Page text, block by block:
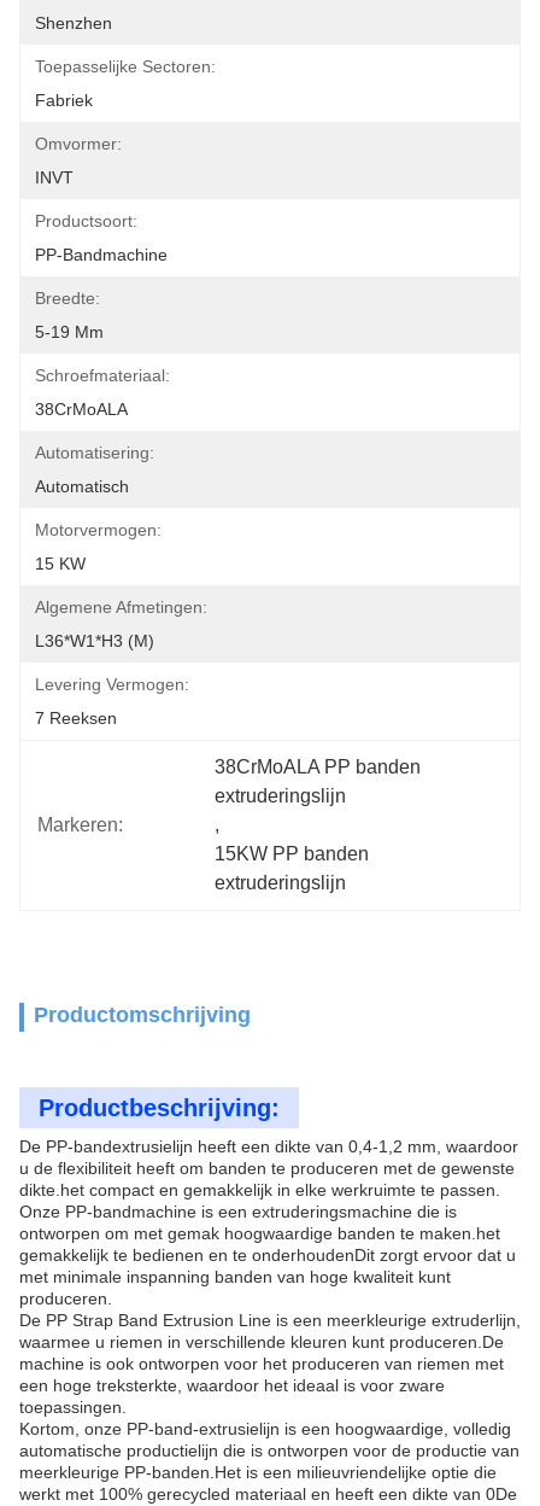
Shenzhen
Toepasselijke Sectoren:
Fabriek
Omvormer:
INVT
Productsoort:
PP-Bandmachine
Breedte:
5-19 Mm
Schroefmateriaal:
38CrMoALA
Automatisering:
Automatisch
Motorvermogen:
15 KW
Algemene Afmetingen:
L36*W1*H3 (M)
Levering Vermogen:
7 Reeksen
Markeren:
38CrMoALA PP banden
extruderingslijn
,
15KW PP banden
extruderingslijn
Productomschrijving
Productbeschrijving:
De PP-bandextrusielijn heeft een dikte van 0,4-1,2 mm, waardoor
u de flexibiliteit heeft om banden te produceren met de gewenste
dikte.het compact en gemakkelijk in elke werkruimte te passen.
Onze PP-bandmachine is een extruderingsmachine die is
ontworpen om met gemak hoogwaardige banden te maken.het
gemakkelijk te bedienen en te onderhoudenDit zorgt ervoor dat u
met minimale inspanning banden van hoge kwaliteit kunt
produceren.
De PP Strap Band Extrusion Line is een meerkleurige extruderlijn,
waarmee u riemen in verschillende kleuren kunt produceren.De
machine is ook ontworpen voor het produceren van riemen met
een hoge treksterkte, waardoor het ideaal is voor zware
toepassingen.
Kortom, onze PP-band-extrusielijn is een hoogwaardige, volledig
automatische productielijn die is ontworpen voor de productie van
meerkleurige PP-banden.Het is een milieuvriendelijke optie die
werkt met 100% gerecycled materiaal en heeft een dikte van 0De